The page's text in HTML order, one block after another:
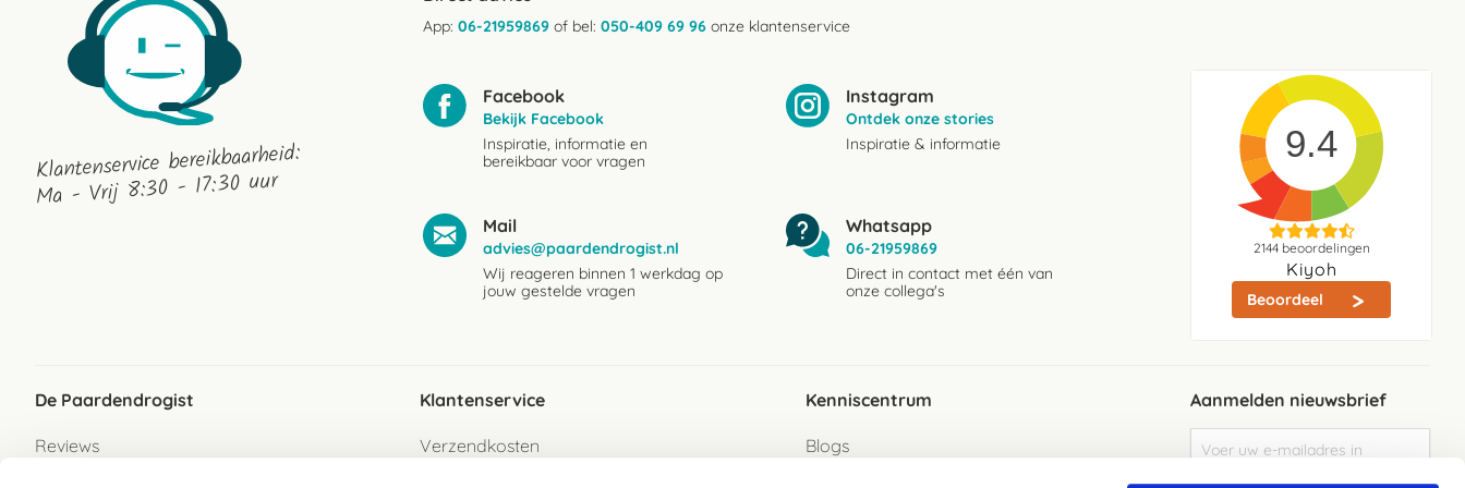
Klantenservice bereikbaarheid:
Ma - Vrij 8:30 - 17:30 uur
App: 06-21959869 of bel: 050-409 69 96 onze klantenservice
Facebook
Bekijk Facebook
Inspiratie, informatie en
bereikbaar voor vragen
Instagram
Ontdek onze stories
Inspiratie & informatie
Mail
advies@paardendrogist.nl
Wij reageren binnen 1 werkdag op
jouw gestelde vragen
Whatsapp
06-21959869
Direct in contact met één van
onze collega's
9.4
2144beoordelingen
Kiyoh
Beoordeel
De Paardendrogist
Reviews
Klantenservice
Verzendkosten
Kenniscentrum
Blogs
Aanmelden nieuwsbrief
u
op